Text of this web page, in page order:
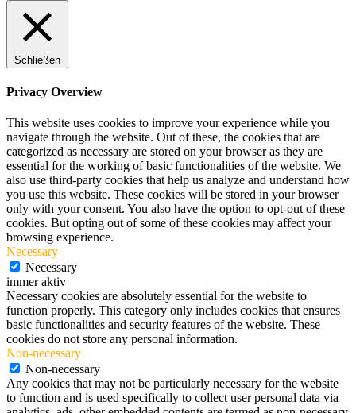
Schließen
Privacy Overview
This website uses cookies to improve your experience while you
navigate through the website. Out of these, the cookies that are
categorized as necessary are stored on your browser as they are
essential for the working of basic functionalities of the website. We
also use third-party cookies that help us analyze and understand how
you use this website. These cookies will be stored in your browser
only with your consent. You also have the option to opt-out of these
cookies. But opting out of some of these cookies may affect your
browsing experience.
Necessary
Necessary
immer aktiv
Necessary cookies are absolutely essential for the website to
function properly. This category only includes cookies that ensures
basic functionalities and security features of the website. These
cookies do not store any personal information.
Non-necessary
Non-necessary
Any cookies that may not be particularly necessary for the website
to function and is used specifically to collect user personal data via